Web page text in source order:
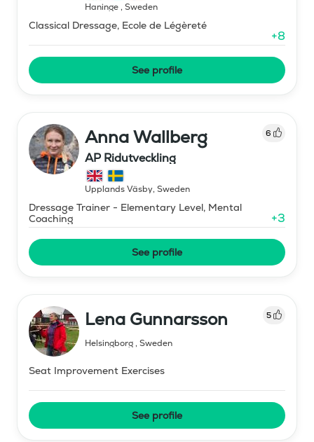
Haninge, Sweden
Classical Dressage, Ecole de Légèreté
+8
See profile
Anna Wallberg 6
AP Ridutveckling
Upplands Väsby, Sweden
Dressage Trainer - Elementary Level, Mental
Coaching
+3
See profile
Lena Gunnarsson 5
Helsingborg, Sweden
Seat Improvement Exercises
See profile